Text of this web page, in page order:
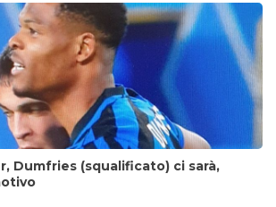
Dumfries (squalificato) ci sarà,